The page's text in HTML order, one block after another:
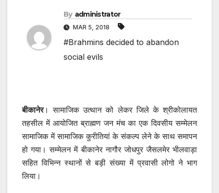
By administrator
MAR 5, 2018
#Brahmins decided to abandon
social evils
बीकानेर। सामाजिक उत्थान को लेकर जिले के श्रीकोलायत
तहसील में आयोजित ब्राह्मण जन मंच का एक दिवसीय सम्मेलन
सामाजिक में सामाजिक कुरीतियां के संकल्प लेने के साथ समापन
हो गया। सम्मेलन में बीकानेर नागौर जोधपुर जैसलमेर भीलवाड़ा
सहित विभिन्न स्थानों से बड़ी संख्या में प्रवासी लोगो ने भाग
लिया।